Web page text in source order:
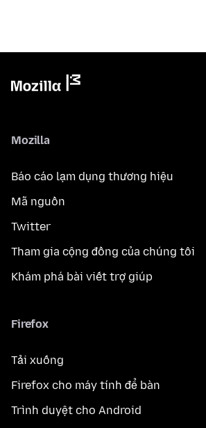
Mozilla
Báo cáo lạm dụng thương hiệu
Mã nguồn
Twitter
Tham gia cộng đồng của chúng tôi
Khám phá bài viết trợ giúp
Firefox
Tải xuống
Firefox cho máy tính để bàn
Trình duyệt cho Android